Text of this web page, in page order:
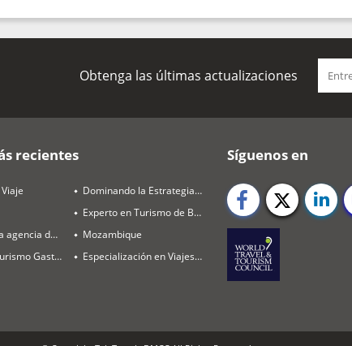
Obtenga las últimas actualizaciones
recientes
Construir una agencia de viajes rentable en 2026
Experto en Turismo Gastronómico
Dominando la Estrategia de Destinos y Ventas
Experto en Turismo de Bienestar
Mozambique
Especialización en Viajes de Luna de Miel
Síguenos en